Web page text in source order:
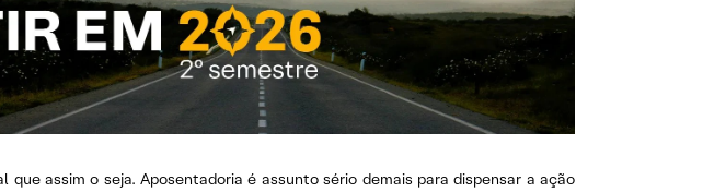
assim o seja. Aposentadoria é assunto sério demais para dispensar a ação